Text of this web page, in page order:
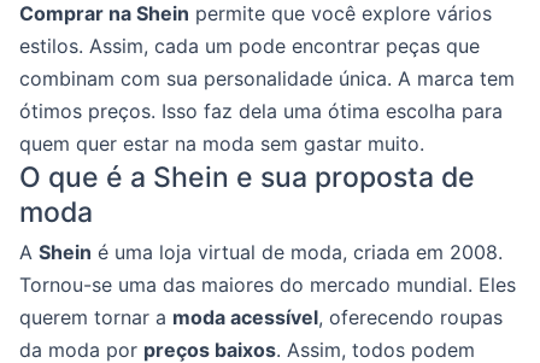
Comprar na Shein permite que você explore vários
estilos. Assim, cada um pode encontrar peças que
combinam com sua personalidade única. A marca tem
ótimos preços. Isso faz dela uma ótima escolha para
quem quer estar na moda sem gastar muito.
O que é a Shein e sua proposta de
moda
A Shein é uma loja virtual de moda, criada em 2008.
Tornou-se uma das maiores do mercado mundial. Eles
querem tornar a moda acessível, oferecendo roupas
da moda por preços baixos. Assim, todos podem